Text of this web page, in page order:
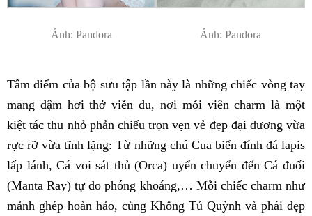
Ảnh: Pandora Ảnh: Pandora
Tâm điểm của bộ sưu tập lần này là những chiếc vòng tay
mang đậm hơi thở viễn du, nơi mỗi viên charm là một
kiệt tác thu nhỏ phản chiếu trọn vẹn vẻ đẹp đại dương vừa
rực rỡ vừa tĩnh lặng: Từ những chú Cua biển đính đá lapis
lấp lánh, Cá voi sát thủ (Orca) uyển chuyển đến Cá đuối
(Manta Ray) tự do phóng khoáng,… Mỗi chiếc charm như
mảnh ghép hoàn hảo, cùng Khổng Tú Quỳnh và phái đẹp